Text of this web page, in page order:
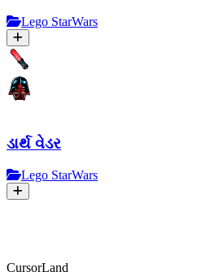
Lego StarWars
ડાર્થ વેડર
Lego StarWars
CursorLand